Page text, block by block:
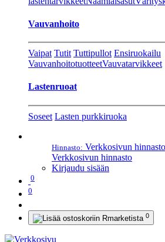
Vauvanhoito
Vaipat Tutit Tuttipullot Ensiruokailu
VauvanhoitotuotteetVauvatarvikkeet
Lastenruoat
Soseet Lasten purkkiruoka
Hinnasto: Verkkosivun hinnasto
Verkkosivun hinnasto
Kirjaudu sisään
0
0
0